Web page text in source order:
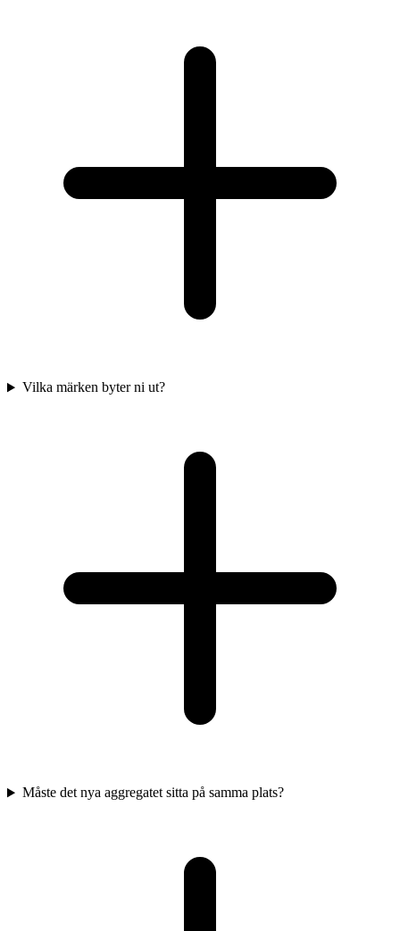
Vilka märken byter ni ut?
Måste det nya aggregatet sitta på samma plats?